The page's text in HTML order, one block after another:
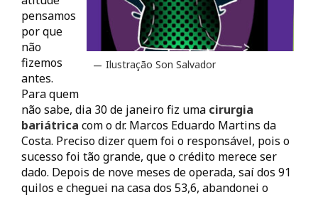
Ilustração Son Salvador
pensamos
por que
não
fizemos
antes.
Para quem
não sabe, dia 30 de janeiro fiz uma cirurgia
bariátrica com o dr. Marcos Eduardo Martins da
Costa. Preciso dizer quem foi o responsável, pois o
sucesso foi tão grande, que o crédito merece ser
dado. Depois de nove meses de operada, saí dos 91
quilos e cheguei na casa dos 53,6, abandonei o